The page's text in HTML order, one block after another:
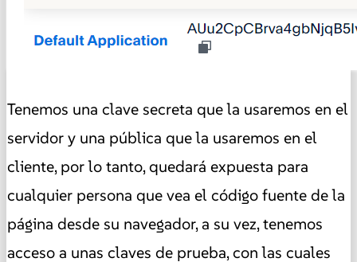
Tenemos una clave secreta que la usaremos en el
servidor y una pública que la usaremos en el
cliente, por lo tanto, quedará expuesta para
cualquier persona que vea el código fuente de la
página desde su navegador, a su vez, tenemos
acceso a unas claves de prueba, con las cuales